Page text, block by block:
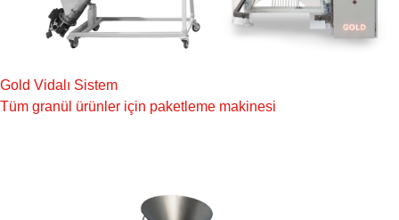
Gold Vidalı Sistem
Tüm granül ürünler için paketleme makinesi